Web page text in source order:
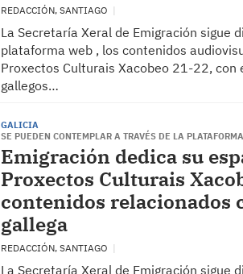
REDACCIÓN, SANTIAGO
La Secretaría Xeral de Emigración sigue
plataforma web , los contenidos
Proxectos Culturais Xacobeo 21-22, con
gallegos…
GALICIA
SE PUEDEN CONTEMPLAR A TRAVÉS DE LA
Emigración dedica su
Proxectos Culturais
contenidos relacionados
gallega
REDACCIÓN, SANTIAGO
La Secretaría Xeral de Emigración sigue